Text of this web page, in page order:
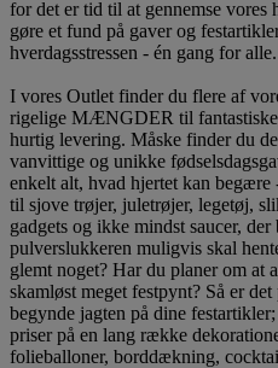
for det er tid til at gennemse
gøre et fund på gaver og
hverdagsstressen - én gang for alle.
I vores Outlet finder du flere af
rigelige MÆNGDER til fantastiske
hurtig levering. Måske finder du
vanvittige og unikke
enkelt alt, hvad hjertet kan
til sjove trøjer, juletrøjer, legetøj,
gadgets og ikke mindst saucer,
pulverslukkeren muligvis skal
glemt noget? Har du planer om at
skamløst meget festpynt? Så er
begynde jagten på dine
priser på en lang række
folieballoner, borddækning,